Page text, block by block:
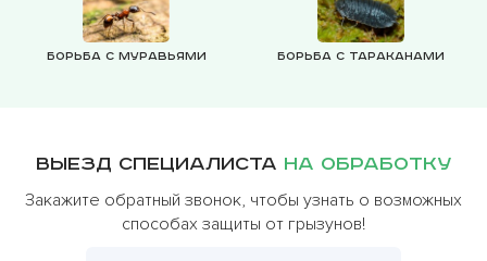
Борьба с муравьями Борьба с тараканами
Выезд специалиста на обработку
Закажите обратный звонок, чтобы узнать о возможных
способах защиты от грызунов!